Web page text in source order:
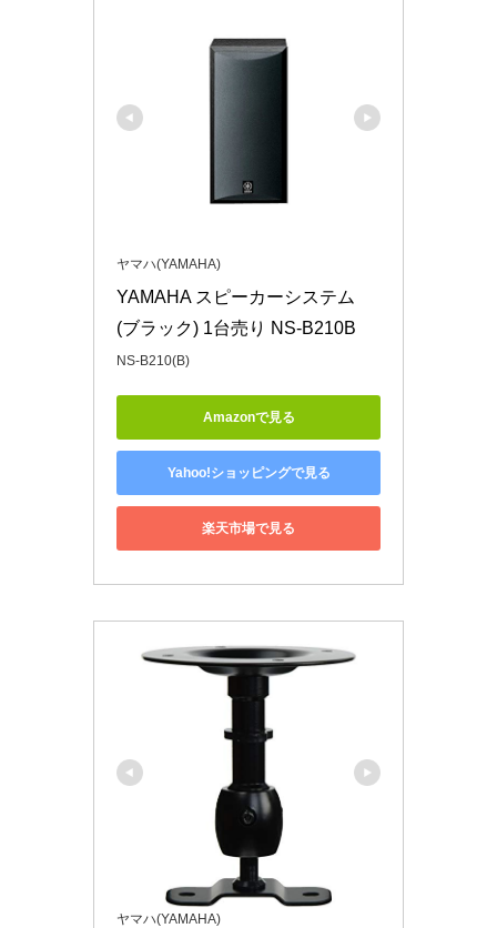
ヤマハ(YAMAHA)
YAMAHA スピーカーシステム
(ブラック) 1台売り NS-B210B
NS-B210(B)
Amazonで見る
Yahoo!ショッピングで見る
楽天市場で見る
ヤマハ(YAMAHA)